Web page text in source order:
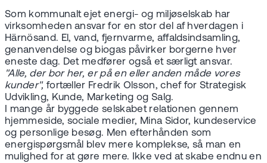
Som kommunalt ejet energi- og miljøselskab har
virksomheden ansvar for en stor del af hverdagen i
Härnösand. El, vand, fjernvarme, affaldsindsamling,
genanvendelse og biogas påvirker borgerne hver
eneste dag. Det medfører også et særligt ansvar.
"Alle, der bor her, er på en eller anden måde vores
kunder", fortæller Fredrik Olsson, chef for Strategisk
Udvikling, Kunde, Marketing og Salg.
I mange år byggede selskabet relationen gennem
hjemmeside, sociale medier, Mina Sidor, kundeservice
og personlige besøg. Men efterhånden som
energispørgsmål blev mere komplekse, så man en
mulighed for at gøre mere. Ikke ved at skabe endnu en